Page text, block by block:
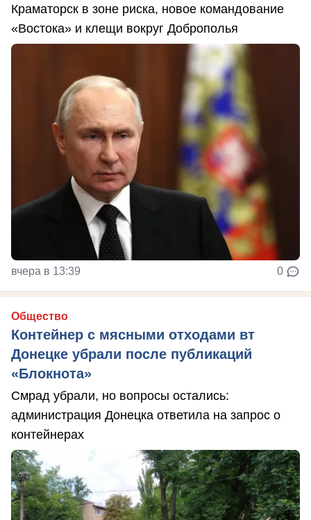
Краматорск в зоне риска, новое командование
«Востока» и клещи вокруг Доброполья
вчера в 13:39 0
Общество
Контейнер с мясными отходами вт
Донецке убрали после публикаций
«Блокнота»
Смрад убрали, но вопросы остались:
администрация Донецка ответила на запрос о
контейнерах